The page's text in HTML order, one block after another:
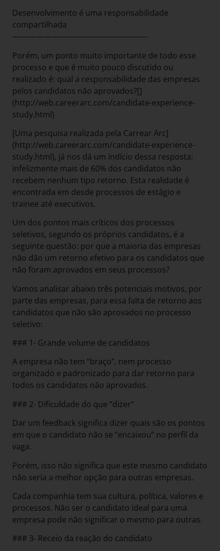
Desenvolvimento é uma responsabilidade
compartilhada
—————————————————-
Porém, um ponto muito importante de todo esse
processo e que é muito pouco discutido ou
realizado é: qual a responsabilidade das empresas
pelos candidatos não aprovados?[]
(http://web.careerarc.com/candidate-experience-
study.html)
[Uma pesquisa realizada pela Carrear Arc]
(http://web.careerarc.com/candidate-experience-
study.html), já nos dá um indício dessa resposta:
infelizmente mais de 60% dos candidatos não
recebem nenhum tipo retorno. Esta realidade é
encontrada em desde processos de estágio e
trainee até executivos.
Um dos pontos mais críticos dos processos
seletivos, segundo os próprios candidatos, é a
seguinte questão: por que a maioria das empresas
não dão um retorno efetivo para os candidatos que
não foram aprovados em seus processos?
Vamos analisar abaixo três potenciais motivos, por
parte das empresas, para essa falta de retorno aos
candidatos que não são aprovados no processo
seletivo:
### 1- Grande volume de candidatos
A empresa não tem “braço”, nem processo
organizado e padronizado para dar retorno para
todos os candidatos não aprovados.
### 2- Dificuldade do que “dizer”
Dar um feedback significa dizer quais são os pontos
em que o candidato não se “encaixou” no perfil da
vaga.
Porém, isso não significa que este mesmo candidato
não seria a melhor opção para outras empresas.
Cada companhia tem sua cultura, política, valores e
processos. Não ser o candidato ideal para uma
empresa pode não significar o mesmo para outras.
### 3- Receio da reação do candidato